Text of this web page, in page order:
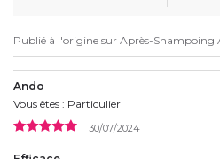
Publié à l'origine sur Après-Shampoing
Ando
Vous êtes : Particulier
30/07/2024